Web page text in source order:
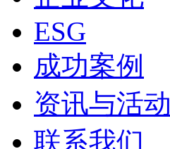
ESG
成功案例
资讯与活动
联系我们